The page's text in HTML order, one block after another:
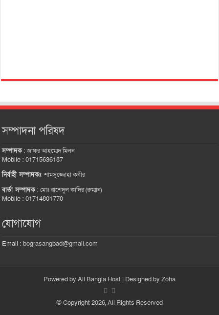
সম্পাদনা পরিষদ
সম্পাদক:জাফর আহম্মেদ মিলন
Mobile : 01715636187
নির্বাহী সম্পাদকঃশামসুজ্জোহা কবীর
বার্তা সম্পাদক:মোঃ রাশেদুল কাদির (রুম্মান)
Mobile : 01714801770
যোগাযোগ
Email :bograsangbad@gmail.com
Powered by All Bangla Host | Designed by Zoha
© Copyright 2026, All Rights Reserved